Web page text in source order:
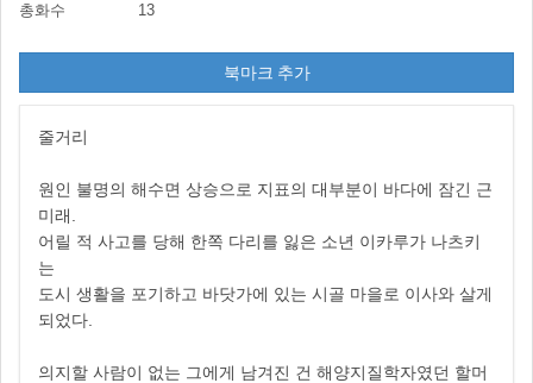
총화수
13
북마크 추가
줄거리
원인 불명의 해수면 상승으로 지표의 대부분이 바다에 잠긴 근
미래.
어릴 적 사고를 당해 한쪽 다리를 잃은 소년 이카루가 나츠키
는
도시 생활을 포기하고 바닷가에 있는 시골 마을로 이사와 살게
되었다.
의지할 사람이 없는 그에게 남겨진 건 해양지질학자였던 할머